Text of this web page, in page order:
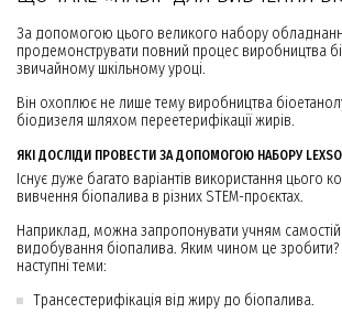
За допомогою цього великого набору
продемонструвати повний процес виробництва
звичайному шкільному уроці.
Він охоплює не лише тему виробництва
біодизеля шляхом переетерифікації жирів.
ЯКІ ДОСЛІДИ ПРОВЕСТИ ЗА ДОПОМОГОЮ НАБОРУ
Існує дуже багато варіантів використання цього
вивчення біопалива в різних STEM-проєктах.
Наприклад, можна запропонувати учням
видобування біопалива. Яким чином це зробити?
наступні теми:
Трансестерифікація від жиру до біопалива.